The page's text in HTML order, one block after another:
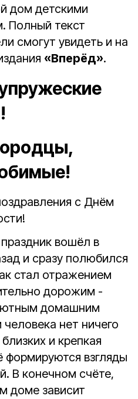
дом детскими
Полный текст
смогут увидеть и на
«Вперёд».
с Днём
вошёл в
и сразу полюбился
стал отражением
дорожим -
домашним
нет ничего
и крепкая
формируются взгляды
В конечном счёте,
доме зависит